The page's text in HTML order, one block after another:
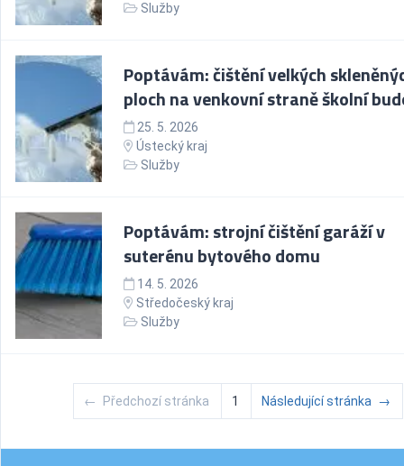
Služby
Poptávám: čištění velkých
ploch na venkovní straně školní
25. 5. 2026
Ústecký kraj
Služby
Poptávám: strojní čištění garáží v
suterénu bytového domu
14. 5. 2026
Středočeský kraj
Služby
← Předchozí stránka 1 Následující stránka →